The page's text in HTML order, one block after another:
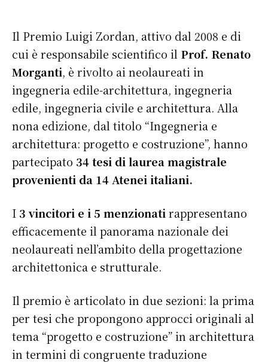
Il Premio Luigi Zordan, attivo dal 2008 e di
cui è responsabile scientifico il Prof. Renato
Morganti, è rivolto ai neolaureati in
ingegneria edile-architettura, ingegneria
edile, ingegneria civile e architettura. Alla
nona edizione, dal titolo “Ingegneria e
architettura: progetto e costruzione”, hanno
partecipato 34 tesi di laurea magistrale
provenienti da 14 Atenei italiani.
I 3 vincitori e i 5 menzionati rappresentano
efficacemente il panorama nazionale dei
neolaureati nell’ambito della progettazione
architettonica e strutturale.
Il premio è articolato in due sezioni: la prima
per tesi che propongono approcci originali al
tema “progetto e costruzione” in architettura
in termini di congruente traduzione